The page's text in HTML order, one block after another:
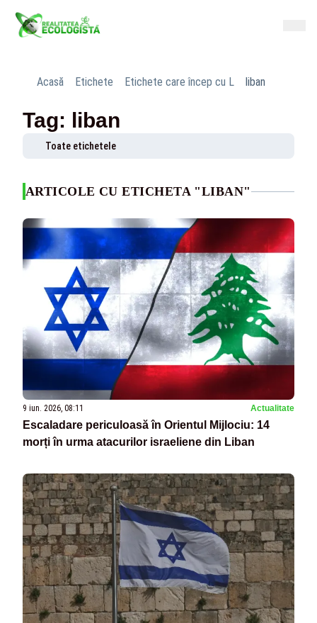
Acasă Etichete Etichete care încep cu L liban
Tag: liban
Toate etichetele
ARTICOLE CU ETICHETA "LIBAN"
9 iun. 2026, 08:11 Actualitate
Escaladare periculoasă în Orientul Mijlociu: 14
morți în urma atacurilor israeliene din Liban